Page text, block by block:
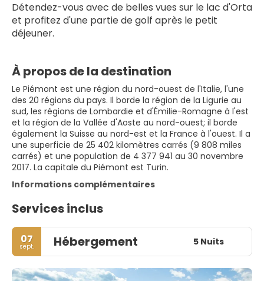
Détendez-vous avec de belles vues sur le lac d'Orta
et profitez d'une partie de golf après le petit
déjeuner.
À propos de la destination
Le Piémont est une région du nord-ouest de l'Italie, l'une
des 20 régions du pays. Il borde la région de la Ligurie au
sud, les régions de Lombardie et d'Émilie-Romagne à l'est
et la région de la Vallée d'Aoste au nord-ouest; il borde
également la Suisse au nord-est et la France à l'ouest. Il a
une superficie de 25 402 kilomètres carrés (9 808 miles
carrés) et une population de 4 377 941 au 30 novembre
2017. La capitale du Piémont est Turin.
Informations complémentaires
Services inclus
07
sept. Hébergement 5 Nuits